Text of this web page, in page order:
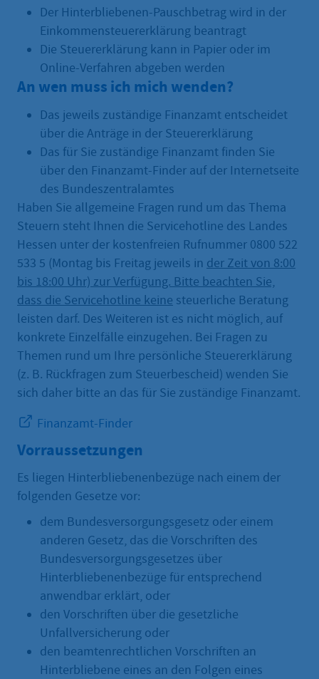
Der Hinterbliebenen-Pauschbetrag wird in der
Einkommensteuererklärung beantragt
Die Steuererklärung kann in Papier oder im
Online-Verfahren abgeben werden
An wen muss ich mich wenden?
Das jeweils zuständige Finanzamt entscheidet
über die Anträge in der Steuererklärung
Das für Sie zuständige Finanzamt finden Sie
über den Finanzamt-Finder auf der Internetseite
des Bundeszentralamtes
Haben Sie allgemeine Fragen rund um das Thema
Steuern steht Ihnen die Servicehotline des Landes
Hessen unter der kostenfreien Rufnummer 0800 522
533 5 (Montag bis Freitag jeweils in der Zeit von 8:00
bis 18:00 Uhr) zur Verfügung. Bitte beachten Sie,
dass die Servicehotline keine steuerliche Beratung
leisten darf. Des Weiteren ist es nicht möglich, auf
konkrete Einzelfälle einzugehen. Bei Fragen zu
Themen rund um Ihre persönliche Steuererklärung
(z. B. Rückfragen zum Steuerbescheid) wenden Sie
sich daher bitte an das für Sie zuständige Finanzamt.
Finanzamt-Finder
Vorraussetzungen
Es liegen Hinterbliebenenbezüge nach einem der
folgenden Gesetze vor:
dem Bundesversorgungsgesetz oder einem
anderen Gesetz, das die Vorschriften des
Bundesversorgungs­gesetzes über
Hinterbliebenenbezüge für entsprechend
anwendbar erklärt, oder
den Vorschriften über die gesetzliche
Unfallversicherung oder
den beamtenrechtlichen Vorschriften an
Hinterbliebene eines an den Folgen eines